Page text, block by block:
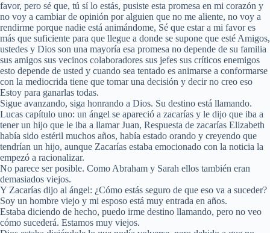
favor, pero sé que, tú sí lo estás, pusiste esta promesa en mi corazón y
no voy a cambiar de opinión por alguien que no me aliente, no voy a
rendirme porque nadie está animándome, Sé que estar a mi favor es
más que suficiente para que llegue a donde se supone que esté Amigos,
ustedes y Dios son una mayoría esa promesa no depende de su familia
sus amigos sus vecinos colaboradores sus jefes sus críticos enemigos
esto depende de usted y cuando sea tentado es animarse a conformarse
con la mediocrida tiene que tomar una decisión y decir no creo eso
Estoy para ganarlas todas.
Sigue avanzando, siga honrando a Dios. Su destino está llamando.
Lucas capítulo uno: un ángel se apareció a zacarías y le dijo que iba a
tener un hijo que le iba a llamar Juan, Respuesta de zacarías Elizabeth
había sido estéril muchos años, había estado orando y creyendo que
tendrían un hijo, aunque Zacarías estaba emocionado con la noticia la
empezó a racionalizar.
No parece ser posible. Como Abraham y Sarah ellos también eran
demasiados viejos.
Y Zacarías dijo al ángel: ¿Cómo estás seguro de que eso va a suceder?
Soy un hombre viejo y mi esposo está muy entrada en años.
Estaba diciendo de hecho, puedo irme destino llamando, pero no veo
cómo sucederá. Estamos muy viejos.